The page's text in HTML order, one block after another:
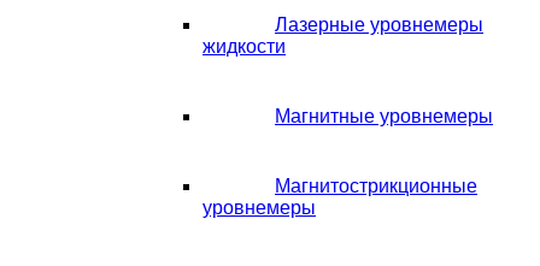
Лазерные уровнемеры
жидкости
Магнитные уровнемеры
Магнитострикционные
уровнемеры